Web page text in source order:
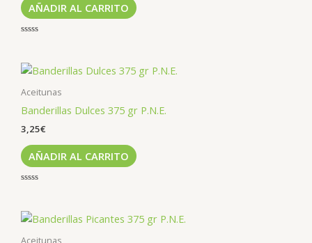
AÑADIR AL CARRITO
de
5
Aceitunas
Banderillas Dulces 375 gr P.N.E.
3,25€
AÑADIR AL CARRITO
de
5
Aceitunas